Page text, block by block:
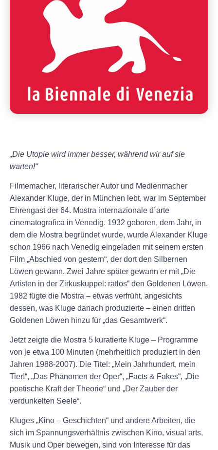
„Die Utopie wird immer besser, während wir auf sie
warten!“
Filmemacher, literarischer Autor und Medienmacher
Alexander Kluge, der in München lebt, war im September
Ehrengast der 64. Mostra internazionale d´arte
cinematografica in Venedig. 1932 geboren, dem Jahr, in
dem die Mostra begründet wurde, wurde Alexander Kluge
schon 1966 nach Venedig eingeladen mit seinem ersten
Film „Abschied von gestern“, der dort den Silbernen
Löwen gewann. Zwei Jahre später gewann er mit „Die
Artisten in der Zirkuskuppel: ratlos“ den Goldenen Löwen.
1982 fügte die Mostra – etwas verfrüht, angesichts
dessen, was Kluge danach produzierte – einen dritten
Goldenen Löwen hinzu für „das Gesamtwerk“.
Jetzt zeigte die Mostra 5 kuratierte Kluge – Programme
von je etwa 100 Minuten (mehrheitlich produziert in den
Jahren 1988-2007). Die Titel: „Mein Jahrhundert, mein
Tier!“, „Das Phänomen der Oper“, „Facts & Fakes“, „Die
poetische Kraft der Theorie“ und „Der Zauber der
verdunkelten Seele“.
Kluges „Kino – Geschichten“ und andere Arbeiten, die
sich im Spannungsverhältnis zwischen Kino, visual arts,
Musik und Oper bewegen, sind von Interesse für das